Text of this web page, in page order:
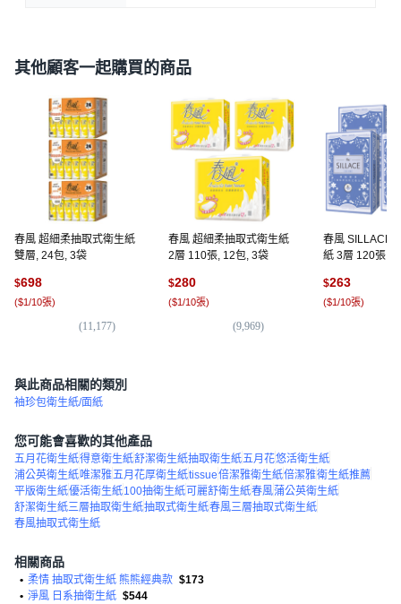
其他顧客一起購買的商品
春風 超細柔抽取式衛生紙
雙層, 24包, 3袋
$698
($1/10張)
(11,177)
春風 超細柔抽取式衛生紙
2層 110張, 12包, 3袋
$280
($1/10張)
(9,969)
春風 SILLACE
紙 3層 120張, 6
$263
($1/10張)
與此商品相關的類別
袖珍包衛生紙/面紙
您可能會喜歡的其他產品
五月花衛生紙得意衛生紙舒潔衛生紙抽取衛生紙五月花悠活衛生紙
浦公英衛生紙唯潔雅五月花厚衛生紙tissue倍潔雅衛生紙倍潔雅衛生紙推薦
平版衛生紙優活衛生紙100抽衛生紙 可麗舒衛生紙春風蒲公英衛生紙
舒潔衛生紙三層抽取衛生紙抽取式衛生紙春風三層抽取式衛生紙
春風抽取式衛生紙
相關商品
• 柔情 抽取式衛生紙 熊熊經典款 $173
• 淨風 日系抽衛生紙 $544